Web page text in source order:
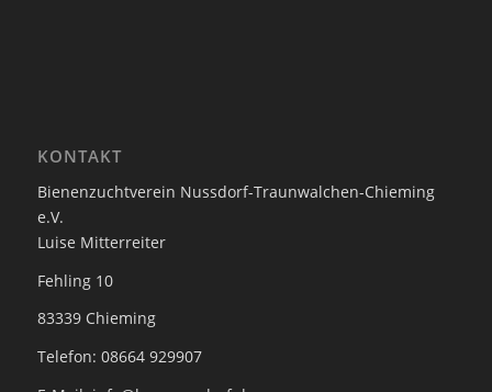
KONTAKT
Bienenzuchtverein Nussdorf-Traunwalchen-Chieming
e.V.
Luise Mitterreiter
Fehling 10
83339 Chieming
Telefon: 08664 929907